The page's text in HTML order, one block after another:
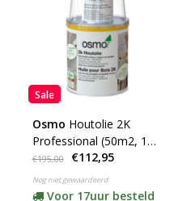
Sale
Osmo Houtolie 2K
Professional (50m2, 1
Laag en VOC Vrij !)
€195,00 €112,95
Nog niet gewaardeerd
Voor 17uur besteld